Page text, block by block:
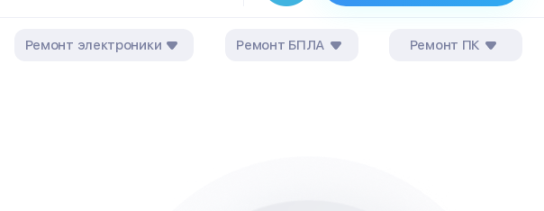
Ремонт электроники Ремонт БПЛА Ремонт ПК